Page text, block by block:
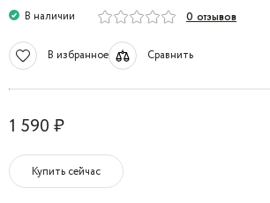
В наличии 0 отзывов
В избранное Сравнить
1 590 ₽
Купить сейчас